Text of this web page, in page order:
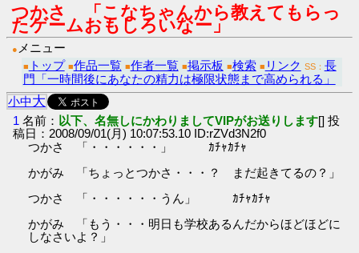
つかさ 「こなちゃんから教えてもらっ
たゲームおもしろいなー」
● メニュー
■ トップ ■作品一覧 ■作者一覧 ■掲示板 ■検索 ■ リンク SS： 長
門「一時間後にあなたの精力は極限状態まで高められる」
小中大
1 名前： 以下、名無しにかわりましてVIPがお送りします[] 投
稿日：2008/09/01(月) 10:07:53.10 ID:rZVd3N2f0
つかさ 「・・・・・・」 ｶﾁｬｶﾁｬ
かがみ 「ちょっとつかさ・・・？ まだ起きてるの？」
つかさ 「・・・・・・うん」 ｶﾁｬｶﾁｬ
かがみ 「もう・・・明日も学校あるんだからほどほどに
しなさいよ？」